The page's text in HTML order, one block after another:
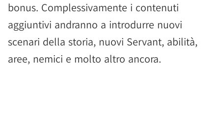
bonus. Complessivamente i contenuti
aggiuntivi andranno a introdurre nuovi
scenari della storia, nuovi Servant, abilità,
aree, nemici e molto altro ancora.